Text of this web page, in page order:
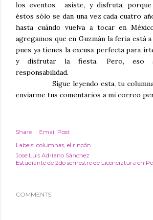
los eventos, asiste, y disfruta, porque
éstos sólo se dan una vez cada cuatro
hasta cuándo vuelva a tocar en
agregamos que en Guzmán la feria está
pues ya tienes la excusa perfecta para
y disfrutar la fiesta. Pero, eso
responsabilidad.
Sigue leyendo esta, tu columna,
enviarme tus comentarios a mi correo
Share
Email Post
Labels: columnas el rincón
José Luis Adriano Sánchez
Estudiante de 2do semestre de Licenciatura en
COMMENTS